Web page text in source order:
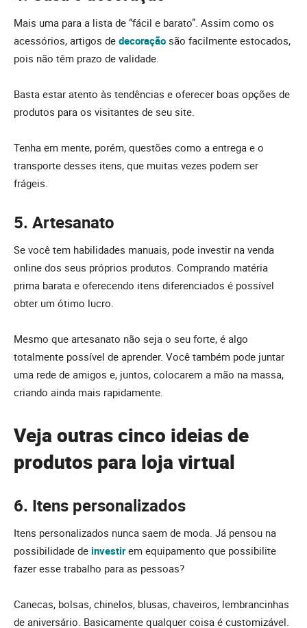
Mais uma para a lista de “fácil e barato”. Assim como os
acessórios, artigos de decoração são facilmente estocados,
pois não têm prazo de validade.
Basta estar atento às tendências e oferecer boas opções de
produtos para os visitantes de seu site.
Tenha em mente, porém, questões como a entrega e o
transporte desses itens, que muitas vezes podem ser
frágeis.
5. Artesanato
Se você tem habilidades manuais, pode investir na venda
online dos seus próprios produtos. Comprando matéria
prima barata e oferecendo itens diferenciados é possível
obter um ótimo lucro.
Mesmo que artesanato não seja o seu forte, é algo
totalmente possível de aprender. Você também pode juntar
uma rede de amigos e, juntos, colocarem a mão na massa,
criando ainda mais rapidamente.
Veja outras cinco ideias de
produtos para loja virtual
6. Itens personalizados
Itens personalizados nunca saem de moda. Já pensou na
possibilidade de investirem equipamento que possibilite
fazer esse trabalho para as pessoas?
Canecas, bolsas, chinelos, blusas, chaveiros, lembrancinhas
de aniversário. Basicamente qualquer coisa é customizável.